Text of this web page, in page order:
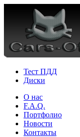
Тест ПДД
Диски
О нас
F.A.Q.
Портфолио
Новости
Контакты